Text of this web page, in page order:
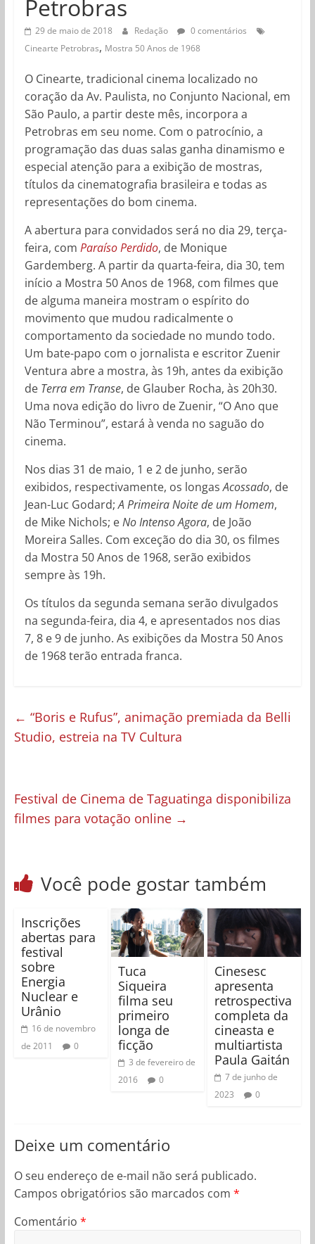
Petrobras
29 de maio de 2018 Redação
0 comentários
Cinearte Petrobras, Mostra 50 Anos de 1968
O Cinearte, tradicional cinema localizado no
coração da Av. Paulista, no Conjunto Nacional, em
São Paulo, a partir deste mês, incorpora a
Petrobras em seu nome. Com o patrocínio, a
programação das duas salas ganha dinamismo e
especial atenção para a exibição de mostras,
títulos da cinematografia brasileira e todas as
representações do bom cinema.
A abertura para convidados será no dia 29, terça-
feira, com Paraíso Perdido, de Monique
Gardemberg. A partir da quarta-feira, dia 30, tem
início a Mostra 50 Anos de 1968, com filmes que
de alguma maneira mostram o espírito do
movimento que mudou radicalmente o
comportamento da sociedade no mundo todo.
Um bate-papo com o jornalista e escritor Zuenir
Ventura abre a mostra, às 19h, antes da exibição
de Terra em Transe, de Glauber Rocha, às 20h30.
Uma nova edição do livro de Zuenir, “O Ano que
Não Terminou”, estará à venda no saguão do
cinema.
Nos dias 31 de maio, 1 e 2 de junho, serão
exibidos, respectivamente, os longasAcossado, de
Jean-Luc Godard;A Primeira Noite de um Homem,
de Mike Nichols; eNo Intenso Agora, de João
Moreira Salles. Com exceção do dia 30, os filmes
da Mostra 50 Anos de 1968, serão exibidos
sempre às 19h.
Os títulos da segunda semana serão divulgados
na segunda-feira, dia 4, e apresentados nos dias
7, 8 e 9 de junho. As exibições da Mostra 50 Anos
de 1968 terão entrada franca.
← “Boris e Rufus”, animação premiada da Belli
Studio, estreia na TV Cultura
Festival de Cinema de Taguatinga disponibiliza
filmes para votação online →
Você pode gostar também
Inscrições
abertas para
festival
sobre
Energia
Nuclear e
Urânio
16 de novembro
de 2011
0
Tuca
Siqueira
filma seu
primeiro
longa de
ficção
3 de fevereiro de
2016
0
Cinesesc
apresenta
retrospectiva
completa da
cineasta e
multiartista
Paula Gaitán
7 de junho de
2023
0
Deixe um comentário
O seu endereço de e-mail não será publicado.
Campos obrigatórios são marcados com *
Comentário *